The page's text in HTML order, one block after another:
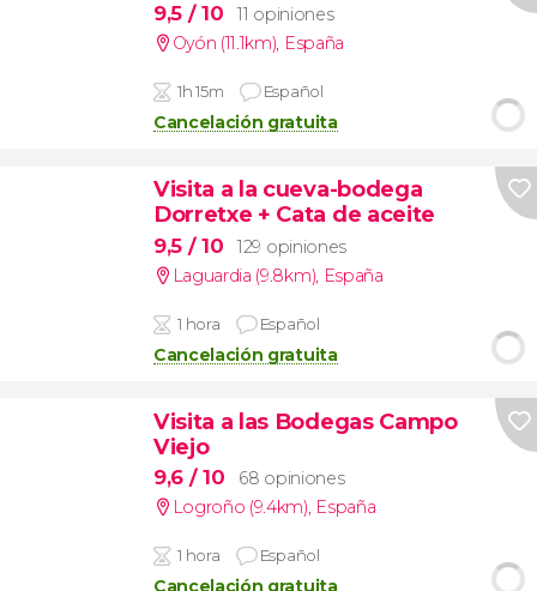
9,5 / 10
11 opiniones
Oyón (11.1km), España
1h 15m Español
Cancelación gratuita
Visita a la cueva-bodega
Dorretxe + Cata de aceite
9,5 / 10
129 opiniones
Laguardia (9.8km), España
1 hora Español
Cancelación gratuita
Visita a las Bodegas Campo
Viejo
9,6 / 10
68 opiniones
Logroño (9.4km), España
1 hora Español
Cancelación gratuita